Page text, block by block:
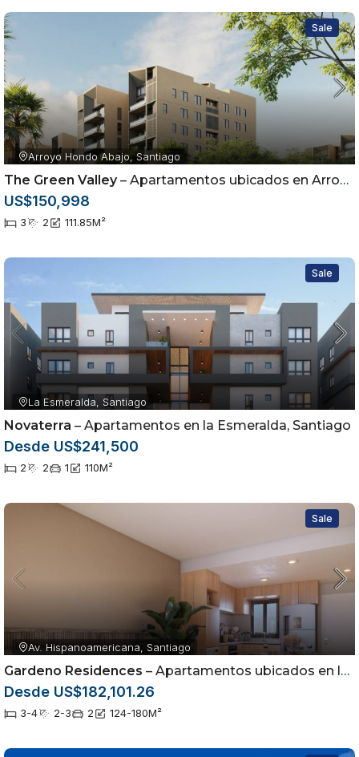
Sale
Arroyo Hondo Abajo, Santiago
The Green Valley– Apartamentos ubicados en Arroyo Hondo Abajo, Santiago de los Caballeros
US$150,998
3 2 111.85M²
Sale
La Esmeralda, Santiago
Novaterra – Apartamentos en la Esmeralda, Santiago
Desde US$241,500
2 2 1 110M²
Sale
Av. Hispanoamericana, Santiago
Gardeno Residences – Apartamentos ubicados en la Av. Hispanoamericana dentro del sector Jardínes del Sur
Desde US$182,101.26
3-4 2-3 2 124-180M²